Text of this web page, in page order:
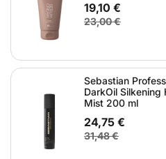
19,10 €
23,00 €
Sebastian
DarkOil Silkening
Mist 200 ml
24,75 €
31,48 €